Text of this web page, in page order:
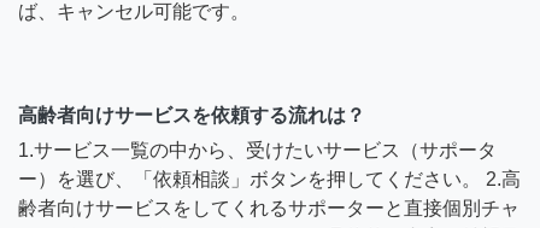
ば、キャンセル可能です。
高齢者向けサービスを依頼する流れは？
1.サービス一覧の中から、受けたいサービス（サポータ
ー）を選び、「依頼相談」ボタンを押してください。 2.高
齢者向けサービスをしてくれるサポーターと直接個別チャ